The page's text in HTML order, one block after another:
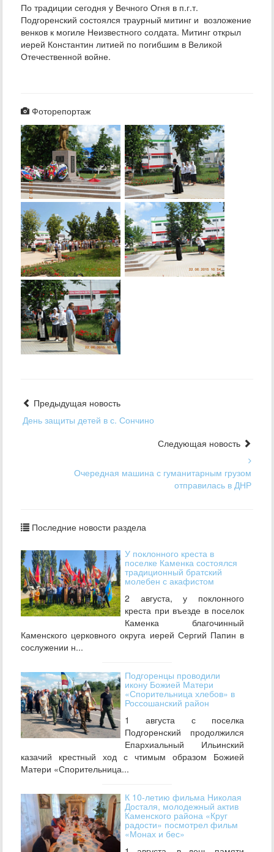
По традиции сегодня у Вечного Огня в п.г.т.
Подгоренский состоялся траурный митинг и возложение
венков к могиле Неизвестного солдата. Митинг открыл
иерей Константин литией по погибшим в Великой
Отечественной войне.
Фоторепортаж
Предыдущая новость
День защиты детей в с. Сончино
Следующая новость
Очередная машина с гуманитарным грузом
отправилась в ДНР
Последние новости раздела
У поклонного креста в
поселке Каменка состоялся
традиционный братский
молебен с акафистом
2 августа, у поклонного
креста при въезде в поселок
Каменка благочинный
Каменского церковного округа иерей Сергий Папин в
сослужении н...
Подгоренцы проводили
икону Божией Матери
«Спорительница хлебов» в
Россошанский район
1 августа с поселка
Подгоренский продолжился
Епархиальный Ильинский
казачий крестный ход с чтимым образом Божией
Матери «Спорительница...
К 10-летию фильма Николая
Досталя, молодежный актив
Каменского района «Круг
радости» посмотрел фильм
«Монах и бес»